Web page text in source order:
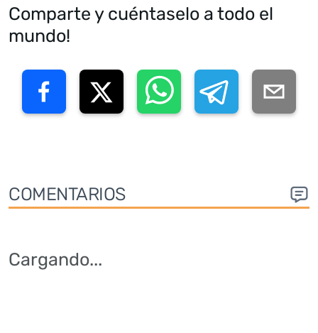
Comparte y cuéntaselo a todo el
mundo!
COMENTARIOS
Cargando...